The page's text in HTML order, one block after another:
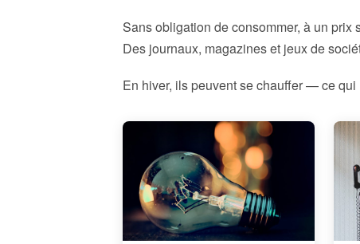
Sans obligation de consommer, à un
Des journaux, magazines et jeux de
En hiver, ils peuvent se chauffer — ce